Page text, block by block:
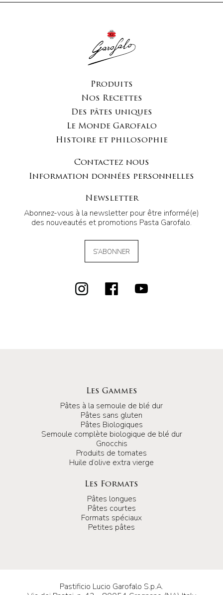
Produits
Nos Recettes
Des pâtes uniques
Le Monde Garofalo
Histoire et philosophie
Contactez nous
Information données personnelles
Newsletter
Abonnez-vous à la newsletter pour être informé(e)
des nouveautés et promotions Pasta Garofalo.
S’ABONNER
Les Gammes
Pâtes à la semoule de blé dur
Pâtes sans gluten
Pâtes Biologiques
Semoule complète biologique de blé dur
Gnocchis
Produits de tomates
Huile d’olive extra vierge
Les Formats
Pâtes longues
Pâtes courtes
Formats spéciaux
Petites pâtes
Pastificio Lucio Garofalo S.p.A.